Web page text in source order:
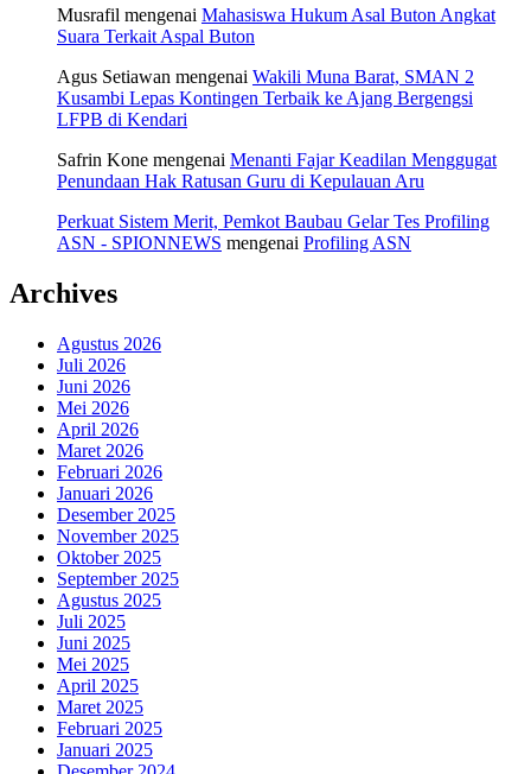
Musrafil mengenai Mahasiswa Hukum Asal Buton Angkat
Suara Terkait Aspal Buton
Agus Setiawan mengenai Wakili Muna Barat, SMAN 2
Kusambi Lepas Kontingen Terbaik ke Ajang Bergengsi
LFPB di Kendari
Safrin Kone mengenai Menanti Fajar Keadilan Menggugat
Penundaan Hak Ratusan Guru di Kepulauan Aru
Perkuat Sistem Merit, Pemkot Baubau Gelar Tes Profiling
ASN - SPIONNEWS mengenai Profiling ASN
Archives
Agustus 2026
Juli 2026
Juni 2026
Mei 2026
April 2026
Maret 2026
Februari 2026
Januari 2026
Desember 2025
November 2025
Oktober 2025
September 2025
Agustus 2025
Juli 2025
Juni 2025
Mei 2025
April 2025
Maret 2025
Februari 2025
Januari 2025